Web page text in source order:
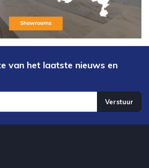
van het laatste nieuws en
Verstuur